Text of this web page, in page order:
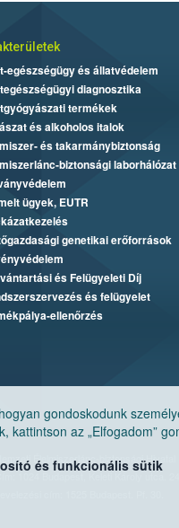
gondoskodunk
kattintson az „Elfogadom”
és funkcionális sütik
egészségügy és állatvédelem
diagnosztika
termékek
és alkoholos italok
és takarmánybiztonság
biztonsági laborhálózat
ügyek, EUTR
genetikai erőforrások
és Felügyeleti Díj
és felügyelet
ellenőrzés
Nemzeti Élelmiszerlánc-biztonsági Hivatal